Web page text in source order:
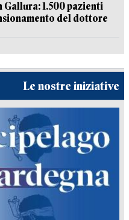
Gallura: 1.500 pazienti
del dottore
Le nostre iniziative